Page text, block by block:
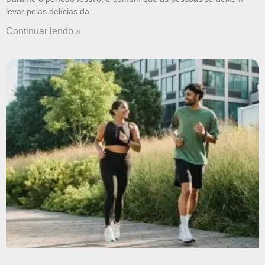
levar pelas delícias da
Continuar lendo »